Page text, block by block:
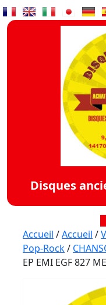
Skip
to
Disques
Accueil /Accueil /
Pop-Rock/
EP EMI EGF 827